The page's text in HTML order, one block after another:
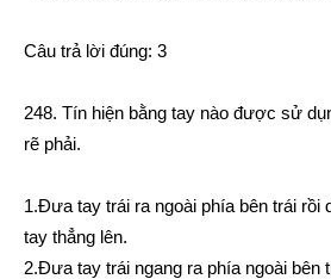
Câu trả lời đúng: 3
248. Tín hiện bằng tay nào được sử
rẽ phải.
1.Đưa tay trái ra ngoài phía bên trái rồi
tay thẳng lên.
2.Đưa tay trái ngang ra phía ngoài bên